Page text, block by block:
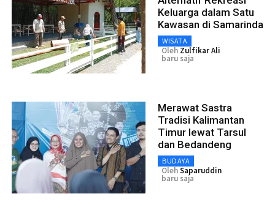
Keluarga dalam Satu
Kawasan di Samarinda
WISATA
Oleh Zulfikar Ali
baru saja
Merawat Sastra
Tradisi Kalimantan
Timur lewat Tarsul
dan Bedandeng
BUDAYA
OlehSaparuddin
baru saja